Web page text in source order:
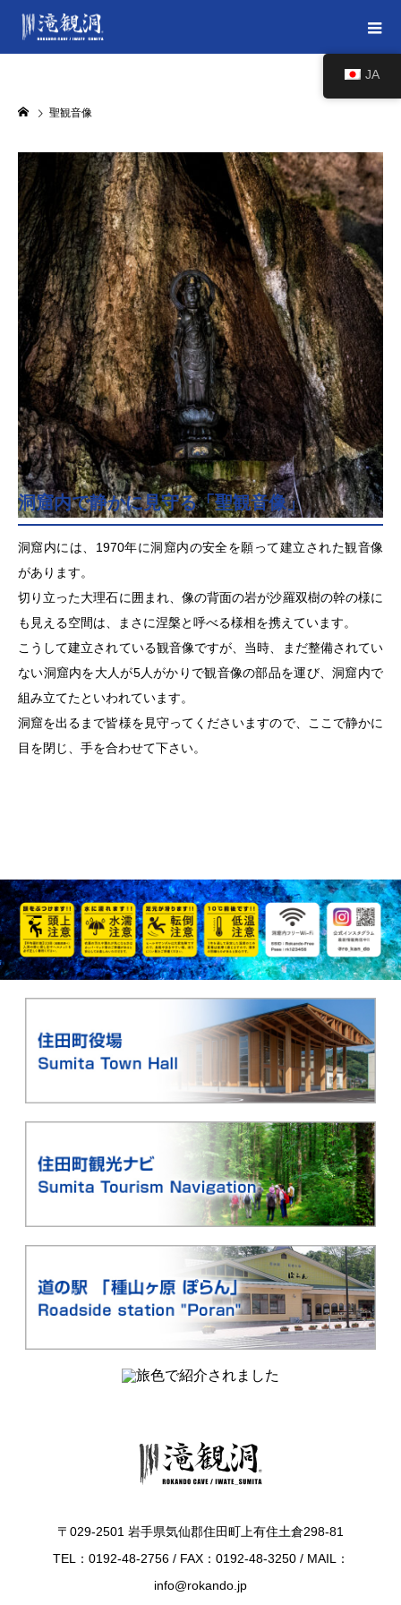
聖観音像
洞窟内で静かに見守る「聖観音像」
洞窟内には、1970年に洞窟内の安全を願って建立された観音像
があります。
切り立った大理石に囲まれ、像の背面の岩が沙羅双樹の幹の様に
も見える空間は、まさに涅槃と呼べる様相を携えています。
こうして建立されている観音像ですが、当時、まだ整備されてい
ない洞窟内を大人が5人がかりで観音像の部品を運び、洞窟内で
組み立てたといわれています。
洞窟を出るまで皆様を見守ってくださいますので、ここで静かに
目を閉じ、手を合わせて下さい。
〒029-2501 岩手県気仙郡住田町上有住土倉298-81
TEL：0192-48-2756 / FAX：0192-48-3250 / MAIL：
info@rokando.jp
JA